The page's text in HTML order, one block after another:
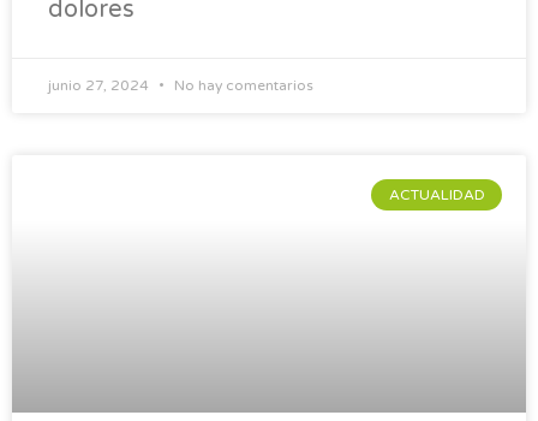
dolores
junio 27, 2024 No hay comentarios
ACTUALIDAD